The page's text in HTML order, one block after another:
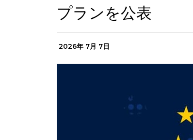
プランを公表
2026年 7月 7日